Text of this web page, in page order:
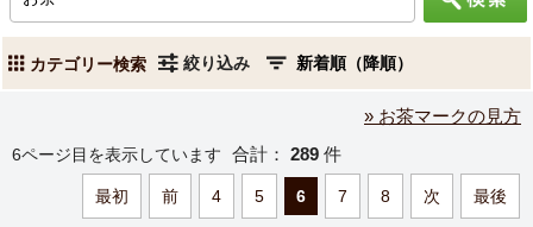
カテゴリー検索 絞り込み
» お茶マークの見方
6ページ目を表示しています 合計： 289 件
最初 前 4 5 6 7 8 次 最後